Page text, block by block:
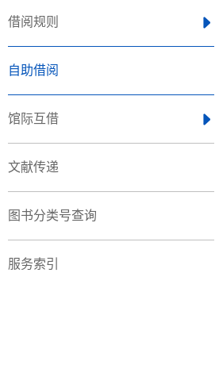
借阅规则
自助借阅
馆际互借
文献传递
图书分类号查询
服务索引